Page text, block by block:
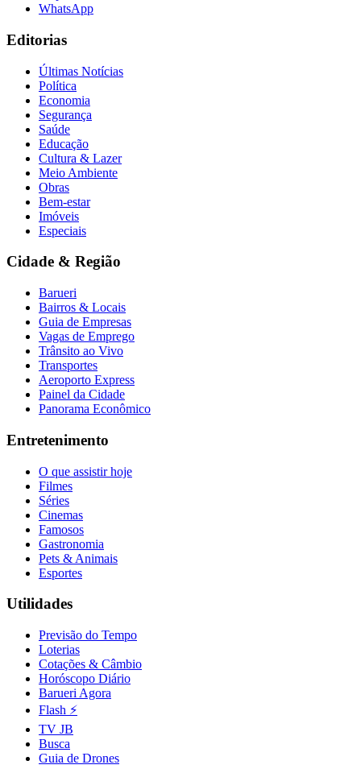
WhatsApp
Editorias
Últimas Notícias
Política
Economia
Segurança
Saúde
Educação
Cultura & Lazer
Meio Ambiente
Obras
Bem-estar
Imóveis
Especiais
Cidade & Região
Barueri
Bairros & Locais
Guia de Empresas
Vagas de Emprego
Trânsito ao Vivo
Transportes
Aeroporto Express
Painel da Cidade
Panorama Econômico
Entretenimento
O que assistir hoje
Filmes
Séries
Cinemas
Famosos
Gastronomia
Pets & Animais
Esportes
Utilidades
Previsão do Tempo
Loterias
Cotações & Câmbio
Horóscopo Diário
Barueri Agora
Flash ⚡
TV JB
Busca
Guia de Drones